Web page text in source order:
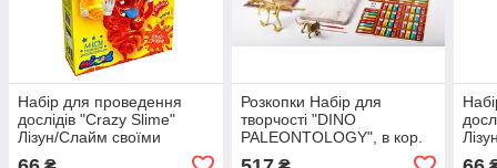
Набір для проведення
дослідів "Crazy Slime"
Лізун/Слайм своїми
руками, МІНІ, укр., в кор.
Розкопки Набір для
творчості "DINO
PALEONTOLOGY", в кор.